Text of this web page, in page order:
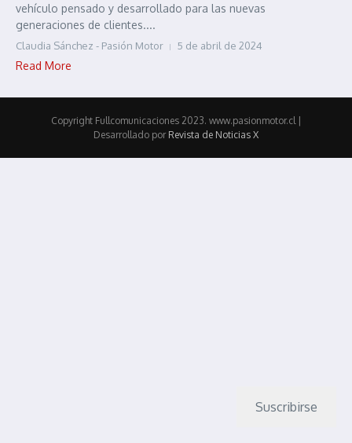
vehículo pensado y desarrollado para las nuevas
generaciones de clientes....
Claudia Sánchez - Pasión Motor 5 de abril de 2024
Read More
Copyright Fullcomunicaciones 2023. www.pasionmotor.cl |
Desarrollado por Revista de Noticias X
Suscribirse